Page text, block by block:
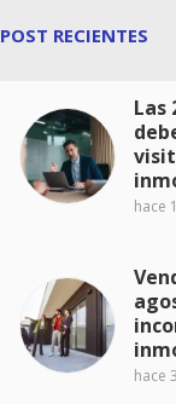
POST RECIENTES
Las
hace
hace